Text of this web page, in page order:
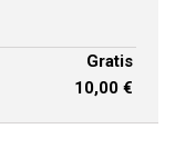
Gratis
10,00 €